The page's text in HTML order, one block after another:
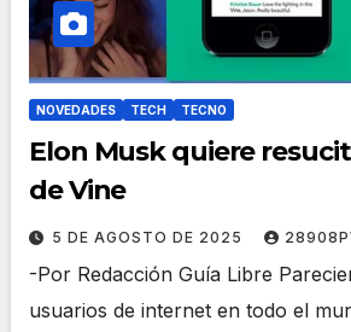
NOVEDADES TECH TECNO
Elon Musk quiere
de Vine
5 DE AGOSTO DE 2025
-Por Redacción Guía Libre
usuarios de internet en todo el